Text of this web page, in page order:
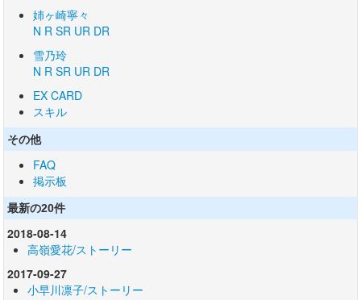
姉ヶ崎寧々
N R SR UR DR
雪乃玲
N R SR UR DR
EX CARD
スキル
その他
FAQ
掲示板
最新の20件
2018-08-14
高嶺愛花/ストーリー
2017-09-27
小早川凛子/ストーリー